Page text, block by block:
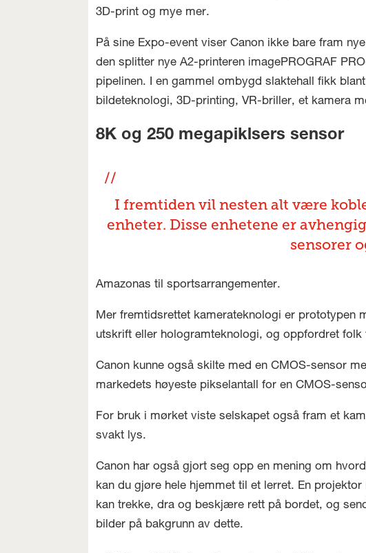
3D-print og mye mer.
På sine Expo-event viser Canon ikke bare fram
den splitter nye A2-printeren imagePROGRAF
pipelinen. I en gammel ombygd slaktehall fikk
bildeteknologi, 3D-printing, VR-briller, et kamera
8K og 250 megapiklsers sensor
I fremtiden vil nesten alt være
enheter. Disse enhetene er
sensorer
Amazonas til sportsarrangementer.
Mer fremtidsrettet kamerateknologi er prototypen
utskrift eller hologramteknologi, og oppfordret
Canon kunne også skilte med en CMOS-sensor
markedets høyeste pikselantall for en CMOS-
For bruk i mørket viste selskapet også fram et
svakt lys.
Canon har også gjort seg opp en mening om
kan du gjøre hele hjemmet til et lerret. En
kan trekke, dra og beskjære rett på bordet, og
bilder på bakgrunn av dette.